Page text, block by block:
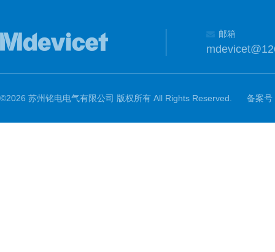
邮箱
©2026 苏州铭电电气有限公司 版权所有 All Rights Reserved. 备案号